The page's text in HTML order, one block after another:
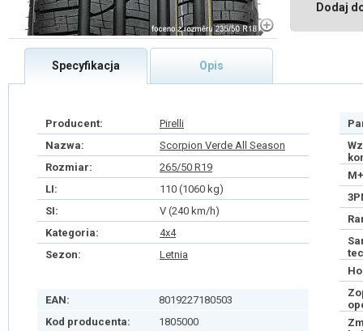
Dodaj
Specyfikacja Opis
Producent:
Pirelli
Nazwa:
Scorpion Verde All Season
Rozmiar:
265/50 R19
LI:
110 (1060 kg)
SI:
V (240 km/h)
Kategoria:
4x4
Sezon:
Letnia
EAN:
8019227180503
Kod producenta:
1805000